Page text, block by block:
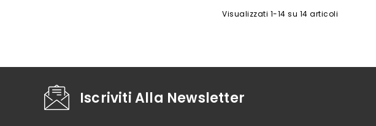
Visualizzati 1-14 su 14 articoli
Iscriviti Alla Newsletter